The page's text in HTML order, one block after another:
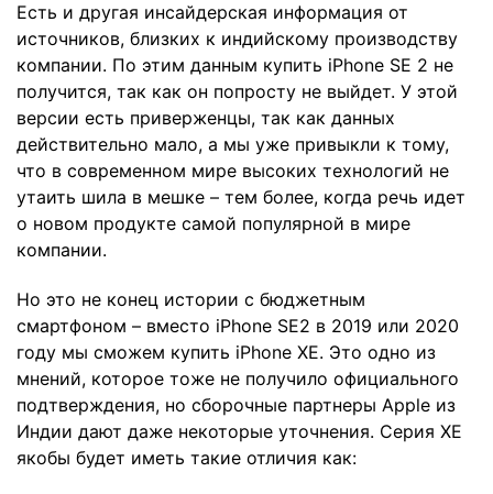
Есть и другая инсайдерская информация от
источников, близких к индийскому производству
компании. По этим данным купить iPhone SE 2 не
получится, так как он попросту не выйдет. У этой
версии есть приверженцы, так как данных
действительно мало, а мы уже привыкли к тому,
что в современном мире высоких технологий не
утаить шила в мешке – тем более, когда речь идет
о новом продукте самой популярной в мире
компании.
Но это не конец истории с бюджетным
смартфоном – вместо iPhone SE2 в 2019 или 2020
году мы сможем купить iPhone XE. Это одно из
мнений, которое тоже не получило официального
подтверждения, но сборочные партнеры Apple из
Индии дают даже некоторые уточнения. Серия ХЕ
якобы будет иметь такие отличия как: